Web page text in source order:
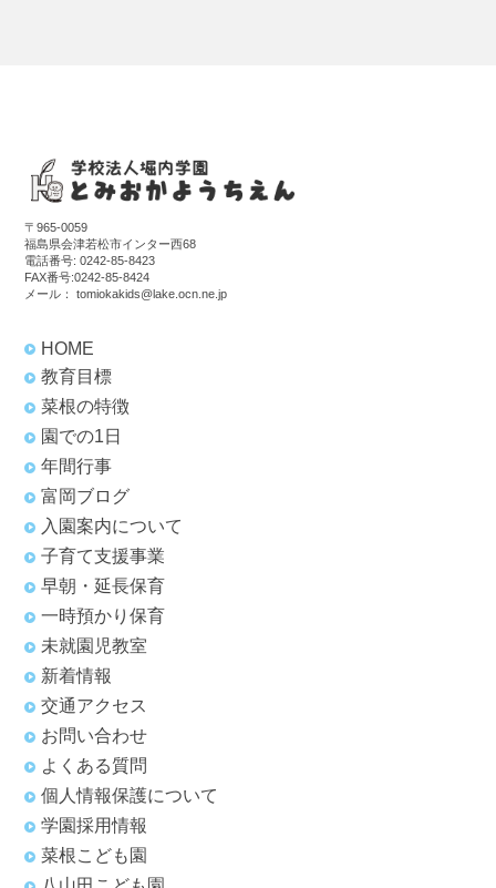
〒965-0059
福島県会津若松市インター西68
電話番号:0242-85-8423
FAX番号:0242-85-8424
メール：tomiokakids@lake.ocn.ne.jp
HOME
教育目標
菜根の特徴
園での1日
年間行事
富岡ブログ
入園案内について
子育て支援事業
早朝・延長保育
一時預かり保育
未就園児教室
新着情報
交通アクセス
お問い合わせ
よくある質問
個人情報保護について
学園採用情報
菜根こども園